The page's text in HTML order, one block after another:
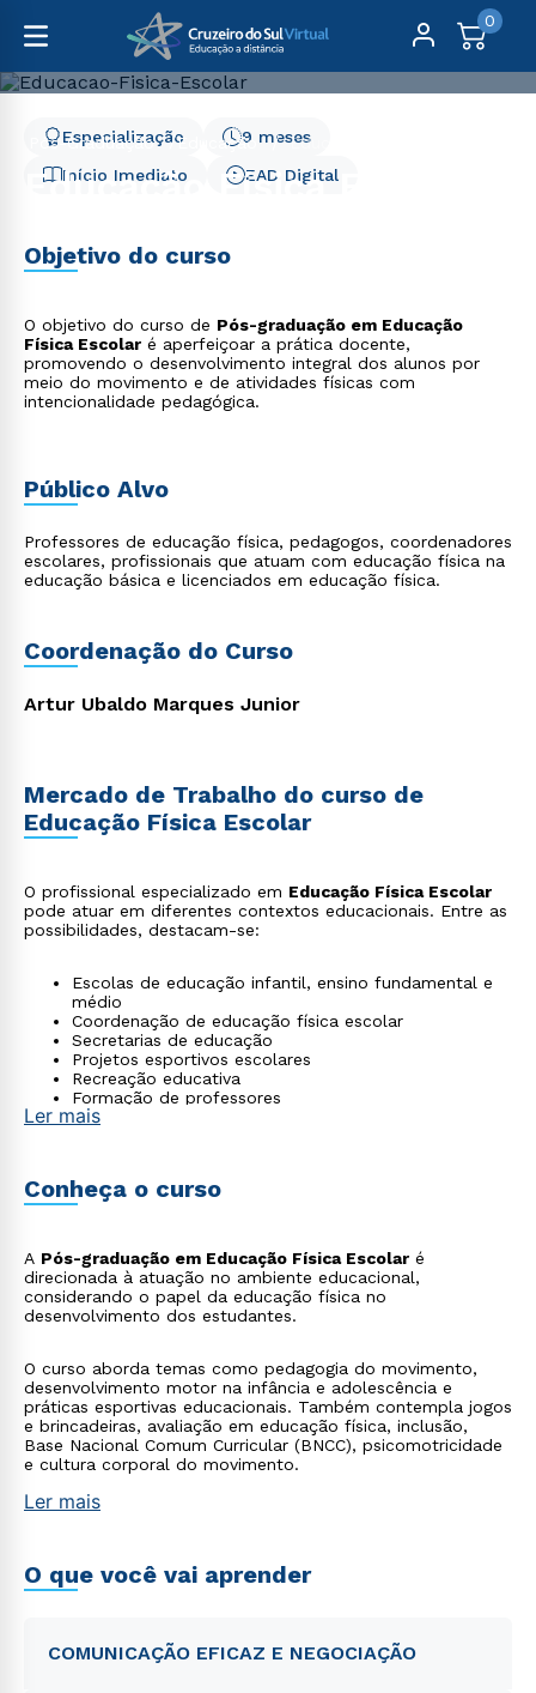
0
Pós-Graduação Educação Educação Física Escolar
Educação Física Escolar
Início Imediato
9 meses
Especialização
EAD Digital
Objetivo do curso
O objetivo do curso de Pós-graduação em Educação
Física Escolar é aperfeiçoar a prática docente,
promovendo o desenvolvimento integral dos alunos por
meio do movimento e de atividades físicas com
intencionalidade pedagógica.
Público Alvo
Professores de educação física, pedagogos, coordenadores
escolares, profissionais que atuam com educação física na
educação básica e licenciados em educação física.
Coordenação do Curso
Artur Ubaldo Marques Junior
Mercado de Trabalho do curso de
Educação Física Escolar
O profissional especializado em Educação Física Escolar
pode atuar em diferentes contextos educacionais. Entre as
possibilidades, destacam-se:
Escolas de educação infantil, ensino fundamental e
médio
Coordenação de educação física escolar
Secretarias de educação
Projetos esportivos escolares
Recreação educativa
Formação de professores
Ler mais
Conheça o curso
A Pós-graduação em Educação Física Escolar é
direcionada à atuação no ambiente educacional,
considerando o papel da educação física no
desenvolvimento dos estudantes.
O curso aborda temas como pedagogia do movimento,
desenvolvimento motor na infância e adolescência e
práticas esportivas educacionais. Também contempla jogos
e brincadeiras, avaliação em educação física, inclusão,
Base Nacional Comum Curricular (BNCC), psicomotricidade
e cultura corporal do movimento.
Ler mais
O que você vai aprender
COMUNICAÇÃO EFICAZ E NEGOCIAÇÃO